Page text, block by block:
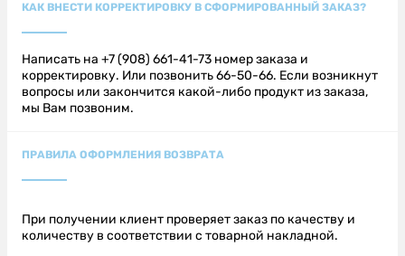
КАК ВНЕСТИ КОРРЕКТИРОВКУ В СФОРМИРОВАННЫЙ ЗАКАЗ?
Написать на +7 (908) 661-41-73 номер заказа и
корректировку. Или позвонить 66-50-66. Если возникнут
вопросы или закончится какой-либо продукт из заказа,
мы Вам позвоним.
ПРАВИЛА ОФОРМЛЕНИЯ ВОЗВРАТА
При получении клиент проверяет заказ по качеству и
количеству в соответствии с товарной накладной.